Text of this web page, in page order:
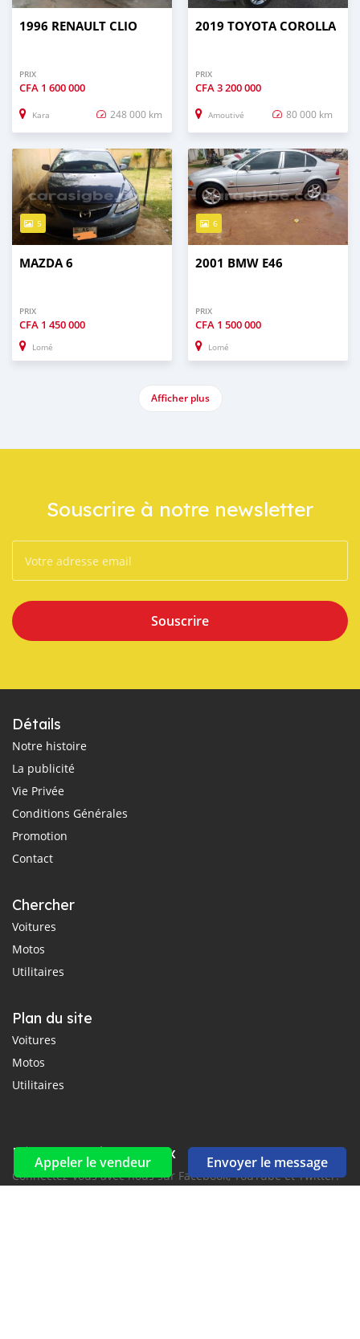
Appeler le vendeur Envoyer le message
1996 RENAULT CLIO
PRIX
CFA 1 600 000
Kara 248 000 km
2019 TOYOTA COROLLA
PRIX
CFA3 200 000
Amoutivé 80 000 km
5
MAZDA 6
PRIX
CFA 1 450 000
Lomé
6
2001 BMW E46
PRIX
CFA 1 500 000
Lomé
Afficher plus
Souscrire à notre newsletter
Souscrire
Détails
Notre histoire
La publicité
Vie Privée
Conditions Générales
Promotion
Contact
Chercher
Voitures
Motos
Utilitaires
Plan du site
Voitures
Motos
Utilitaires
Réseaux sociaux et flux
Connectez-vous avec nous sur Facebook, YouTube et Twitter.